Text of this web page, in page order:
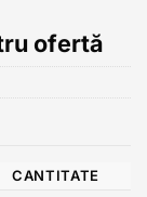
ofertă
CANTITATE